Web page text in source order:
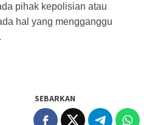
pihak kepolisian atau
hal yang mengganggu
SEBARKAN